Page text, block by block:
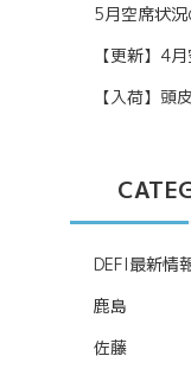
5月空席状況
【更新】4
【入荷】
DEFI最新情
鹿島
佐藤